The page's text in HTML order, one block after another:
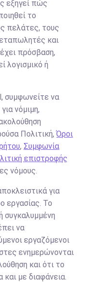
εξηγεί πώς
το
πελάτες, τους
και
πρόσβαση,
λογισμικό ή
συμφωνείτε να
νόμιμη,
Πολιτική,Όροι
, Συμφωνία
επιστροφής
νόμους.
για
εργασίας. Το
συγκαλυμμένη
να
εργαζόμενοι
ενημερώνονται
και ότι το
με διαφάνεια.